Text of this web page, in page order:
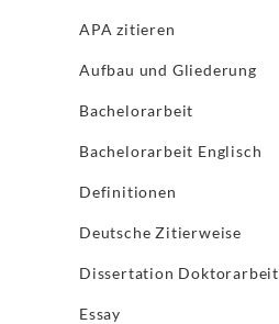
APA zitieren
Aufbau und Gliederung
Bachelorarbeit
Bachelorarbeit Englisch
Definitionen
Deutsche Zitierweise
Dissertation Doktorarbeit
Essay